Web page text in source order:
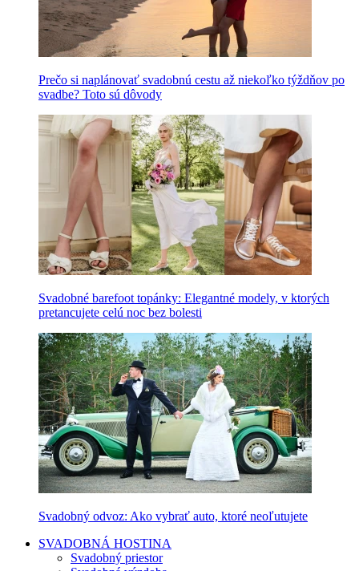
Prečo si naplánovať svadobnú cestu až niekoľko týždňov po
svadbe? Toto sú dôvody
Svadobné barefoot topánky: Elegantné modely, v ktorých
pretancujete celú noc bez bolesti
Svadobný odvoz: Ako vybrať auto, ktoré neoľutujete
SVADOBNÁ HOSTINA
Svadobný priestor